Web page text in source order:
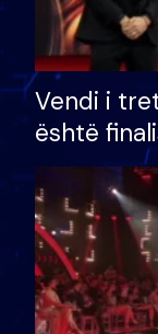
Vendi i
është